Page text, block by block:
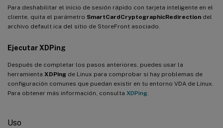
Para deshabilitar el inicio de sesión rápido con tarjeta inteligente en el
cliente, quita el parámetro SmartCardCryptographicRedirection del
archivo default.ica del sitio de StoreFront asociado.
EjecutarXDPing
Después de completar los pasos anteriores, puedes usar la
herramienta XDPing de Linux para comprobar si hay problemas de
configuración comunes que puedan existir en tu entorno VDA de Linux.
Para obtener más información, consulta XDPing.
Uso